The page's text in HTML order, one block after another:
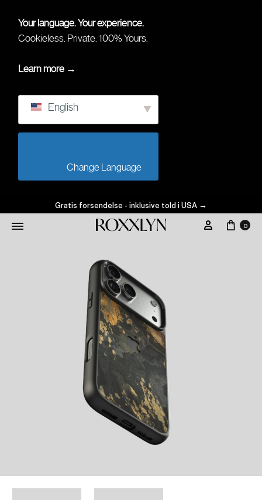
Your language. Your experience.
Cookieless. Private. 100% Yours.
Learn more →
English
Gratis forsendelse - inklusive told i USA →
0